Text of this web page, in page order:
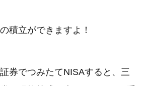
積立ができますよ！
券でつみたてNISAすると、三